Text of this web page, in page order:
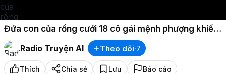
Đứa con của rồng cưới 18 cô gái mệnh phượng khiến
cuộc sống thay đổi Phần 33
Radio Truyện AI
Theo dõi·7
Thích Chia sẻ Lưu Báo cáo